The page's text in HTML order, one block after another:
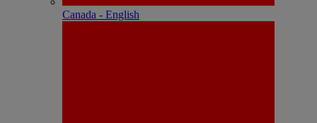
Canada - English